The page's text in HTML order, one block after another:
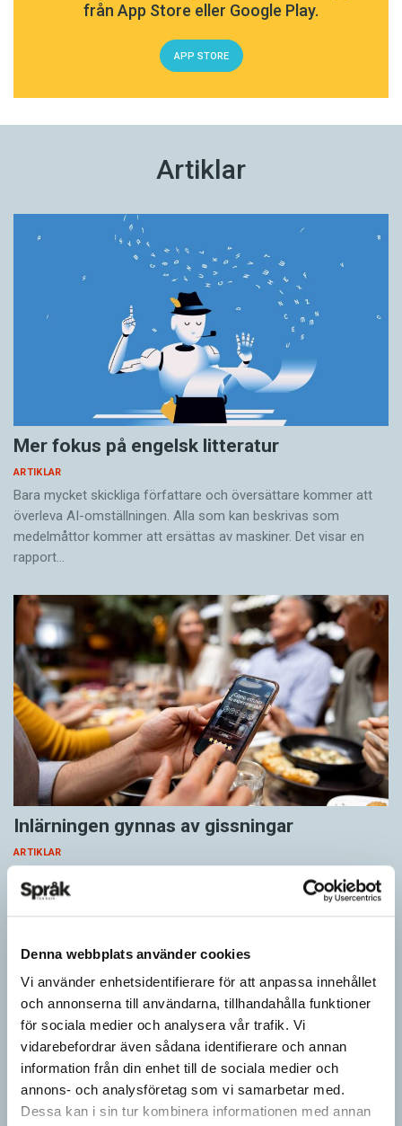
Denna webbplats använder cookies
Vi använder enhetsidentifierare för att anpassa innehållet
och annonserna till användarna, tillhandahålla funktioner
för sociala medier och analysera vår trafik. Vi
vidarebefordrar även sådana identifierare och annan
information från din enhet till de sociala medier och
annons- och analysföretag som vi samarbetar med.
Dessa kan i sin tur kombinera informationen med annan
från App Store eller Google Play.
APP STORE
Artiklar
Mer fokus på engelsk litteratur
ARTIKLAR
Bara mycket skickliga författare och översättare ­kommer att
överleva AI-omställningen. Alla som kan beskrivas som
medelmåttor kommer att ersättas av maskiner. Det visar en
rapport…
Inlärningen gynnas av gissningar
ARTIKLAR
Först se en bild. Sedan gissa ordet för det bilden föreställer för
att därefter få det rätta svaret. Det inslaget finns i flera
populära appar…